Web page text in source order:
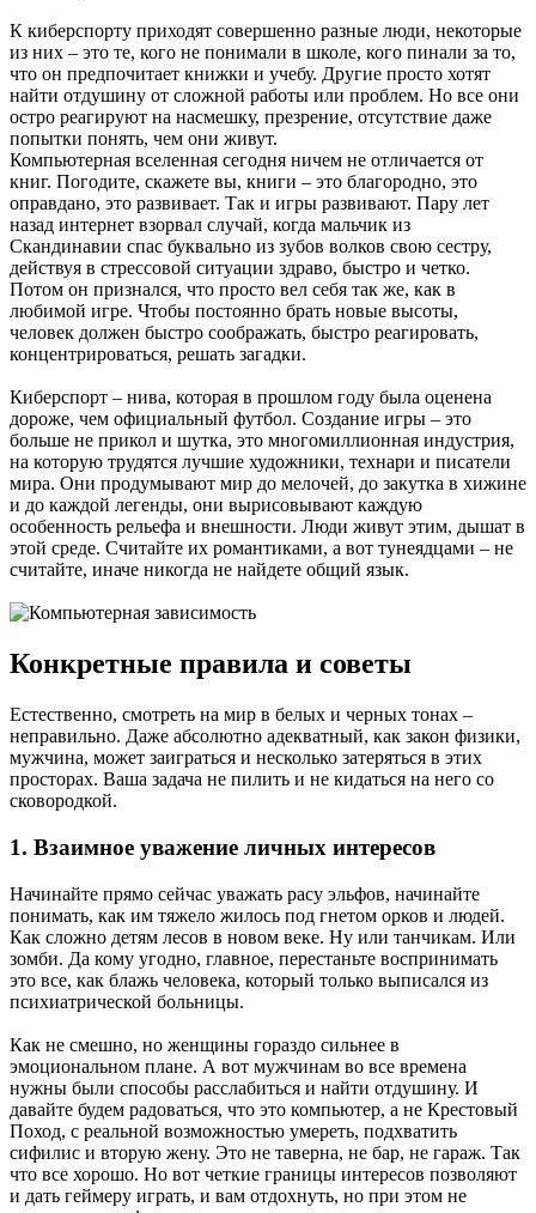
К киберспорту приходят совершенно разные люди, некоторые
из них – это те, кого не понимали в школе, кого пинали за то,
что он предпочитает книжки и учебу. Другие просто хотят
найти отдушину от сложной работы или проблем. Но все они
остро реагируют на насмешку, презрение, отсутствие даже
попытки понять, чем они живут.
Компьютерная вселенная сегодня ничем не отличается от
книг. Погодите, скажете вы, книги – это благородно, это
оправдано, это развивает. Так и игры развивают. Пару лет
назад интернет взорвал случай, когда мальчик из
Скандинавии спас буквально из зубов волков свою сестру,
действуя в стрессовой ситуации здраво, быстро и четко.
Потом он признался, что просто вел себя так же, как в
любимой игре. Чтобы постоянно брать новые высоты,
человек должен быстро соображать, быстро реагировать,
концентрироваться, решать загадки.
Киберспорт – нива, которая в прошлом году была оценена
дороже, чем официальный футбол. Создание игры – это
больше не прикол и шутка, это многомиллионная индустрия,
на которую трудятся лучшие художники, технари и писатели
мира. Они продумывают мир до мелочей, до закутка в хижине
и до каждой легенды, они вырисовывают каждую
особенность рельефа и внешности. Люди живут этим, дышат в
этой среде. Считайте их романтиками, а вот тунеядцами – не
считайте, иначе никогда не найдете общий язык.
Конкретные правила и советы
Естественно, смотреть на мир в белых и черных тонах –
неправильно. Даже абсолютно адекватный, как закон физики,
мужчина, может заиграться и несколько затеряться в этих
просторах. Ваша задача не пилить и не кидаться на него со
сковородкой.
1. Взаимное уважение личных интересов
Начинайте прямо сейчас уважать расу эльфов, начинайте
понимать, как им тяжело жилось под гнетом орков и людей.
Как сложно детям лесов в новом веке. Ну или танчикам. Или
зомби. Да кому угодно, главное, перестаньте воспринимать
это все, как блажь человека, который только выписался из
психиатрической больницы.
Как не смешно, но женщины гораздо сильнее в
эмоциональном плане. А вот мужчинам во все времена
нужны были способы расслабиться и найти отдушину. И
давайте будем радоваться, что это компьютер, а не Крестовый
Поход, с реальной возможностью умереть, подхватить
сифилис и вторую жену. Это не таверна, не бар, не гараж. Так
что все хорошо. Но вот четкие границы интересов позволяют
и дать геймеру играть, и вам отдохнуть, но при этом не